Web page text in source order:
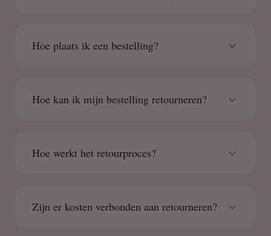
Hoe plaats ik een bestelling?
Hoe kan ik mijn bestelling retourneren?
Hoe werkt het retourproces?
Zijn er kosten verbonden aan retourneren?